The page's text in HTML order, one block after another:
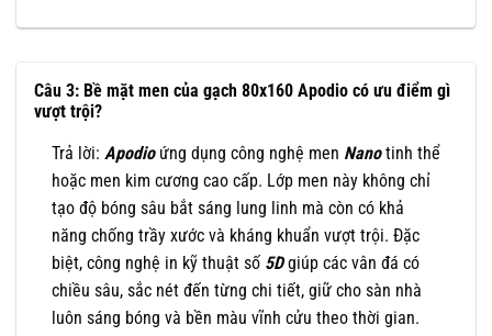
Câu 3: Bề mặt men của gạch 80x160 Apodio có ưu điểm gì
vượt trội?
Trả lời: Apodioứng dụng công nghệ men Nanotinh thể
hoặc men kim cương cao cấp. Lớp men này không chỉ
tạo độ bóng sâu bắt sáng lung linh mà còn có khả
năng chống trầy xước và kháng khuẩn vượt trội. Đặc
biệt, công nghệ in kỹ thuật số 5Dgiúp các vân đá có
chiều sâu, sắc nét đến từng chi tiết, giữ cho sàn nhà
luôn sáng bóng và bền màu vĩnh cửu theo thời gian.